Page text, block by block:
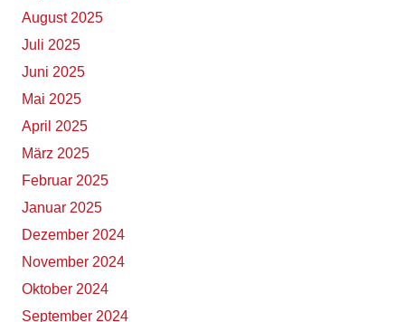
August 2025
Juli 2025
Juni 2025
Mai 2025
April 2025
März 2025
Februar 2025
Januar 2025
Dezember 2024
November 2024
Oktober 2024
September 2024